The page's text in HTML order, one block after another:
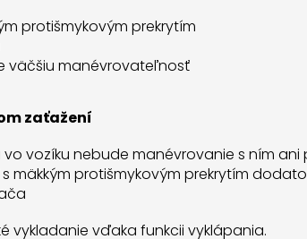
protišmykovým prekrytím
väčšiu manévrovateľnosť
zaťažení
vozíku nebude manévrovanie s ním ani
mäkkým protišmykovým prekrytím
vykladanie vďaka funkcii vyklápania.